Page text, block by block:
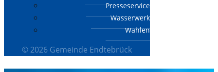
Presseservice
Wasserwerk
Wahlen
© 2026 Gemeinde Endtebrück